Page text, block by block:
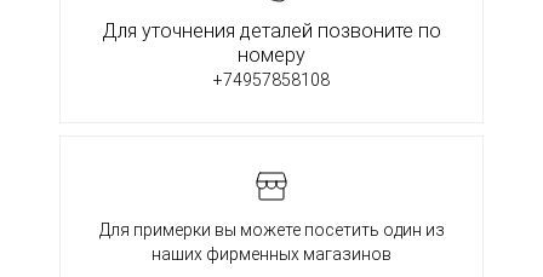
Для уточнения деталей позвоните по
номеру
+74957858108
Для примерки вы можете посетить один из
наших фирменных магазинов